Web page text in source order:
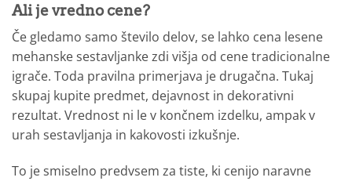
Ali je vredno cene?
Če gledamo samo število delov, se lahko cena lesene
mehanske sestavljanke zdi višja od cene tradicionalne
igrače. Toda pravilna primerjava je drugačna. Tukaj
skupaj kupite predmet, dejavnost in dekorativni
rezultat. Vrednost ni le v končnem izdelku, ampak v
urah sestavljanja in kakovosti izkušnje.
To je smiselno predvsem za tiste, ki cenijo naravne